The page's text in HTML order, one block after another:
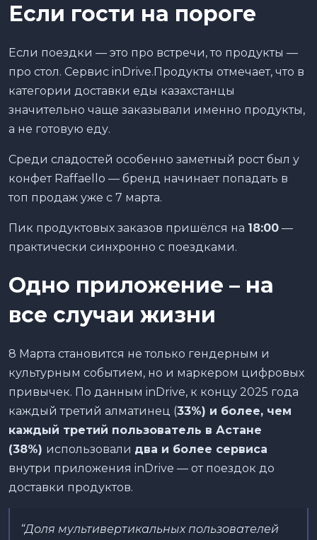
Если гости на пороге
Если поездки — это про встречи, то продукты —
про стол. Сервис inDrive.Продукты отмечает, что в
категории доставки еды казахстанцы
значительно чаще заказывали именно продукты,
а не готовую еду.
Среди сладостей особенно заметный рост был у
конфет Raffaello — бренд начинает попадать в
топ продаж уже с 7 марта.
Пик продуктовых заказов пришёлся на 18:00 —
практически синхронно с поездками.
Одно приложение – на
все случаи жизни
8 Марта становится не только гендерным и
культурным событием, но и маркером цифровых
привычек. По данным inDrive, к концу 2025 года
каждый третий алматинец (33%) и более, чем
каждый третий пользователь в Астане
(38%) использовали два и более сервиса
внутри приложения inDrive — от поездок до
доставки продуктов.
“Доля мультивертикальных пользователей